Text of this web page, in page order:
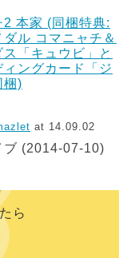
本家 (同梱特典:
ル コマニャチ＆
「キュウビ」と
ィングカード「ジ
梱)
at 14.09.02
ブ (2014-07-10)
ら